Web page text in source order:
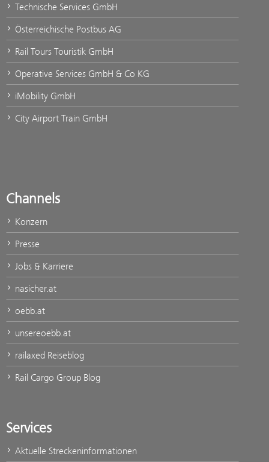
Technische Services GmbH
Österreichische Postbus AG
Rail Tours Touristik GmbH
Operative Services GmbH & Co KG
iMobility GmbH
City Airport Train GmbH
Channels
Konzern
Presse
Jobs & Karriere
nasicher.at
oebb.at
unsereoebb.at
railaxed Reiseblog
Rail Cargo Group Blog
Services
Aktuelle Streckeninformationen